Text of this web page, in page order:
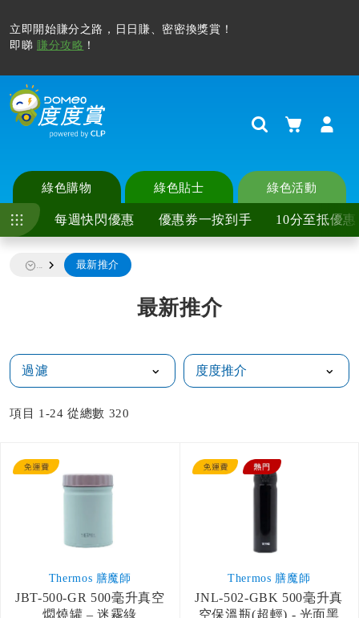
立即開始賺分之路，日日賺、密密換獎賞！
即睇 賺分攻略 ！
Search購物車
綠色購物
每週快閃優惠 優惠券一按到手 10分至抵優惠
綠色貼士 綠色活動
... 最新推介
最新推介
過濾
項目 1-24 從總數 320
Thermos 膳魔師
JBT-500-GR 500毫升真空
燜燒罐 – 迷霧綠
Thermos 膳魔師
JNL-502-GBK 500毫升真
空保溫瓶(超輕) - 光面黑